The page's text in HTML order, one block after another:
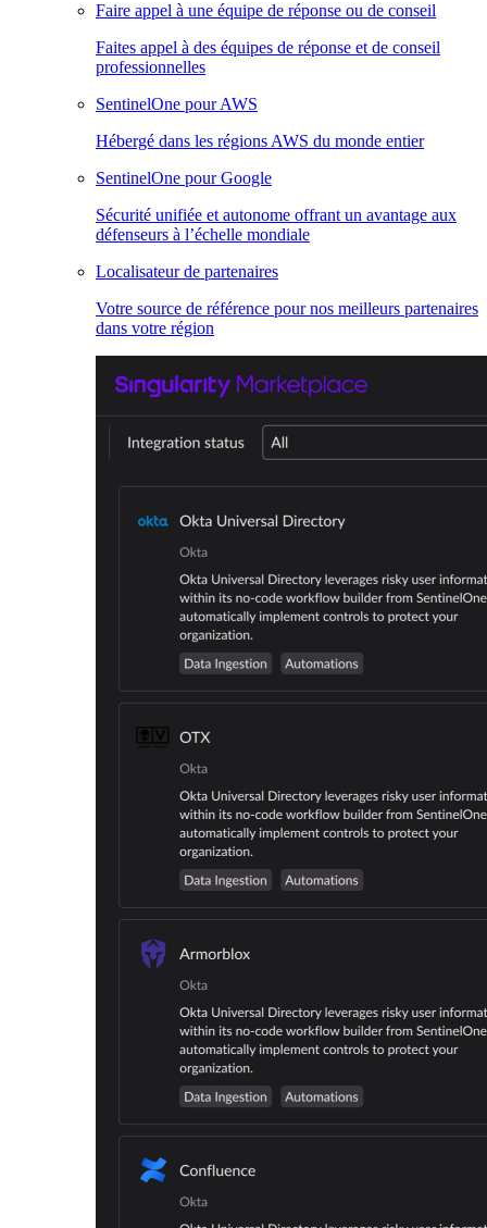
Faire appel à une équipe de réponse ou de conseil
Faites appel à des équipes de réponse et de conseil
professionnelles
SentinelOne pour AWS
Hébergé dans les régions AWS du monde entier
SentinelOne pour Google
Sécurité unifiée et autonome offrant un avantage aux
défenseurs à l’échelle mondiale
Localisateur de partenaires
Votre source de référence pour nos meilleurs partenaires
dans votre région